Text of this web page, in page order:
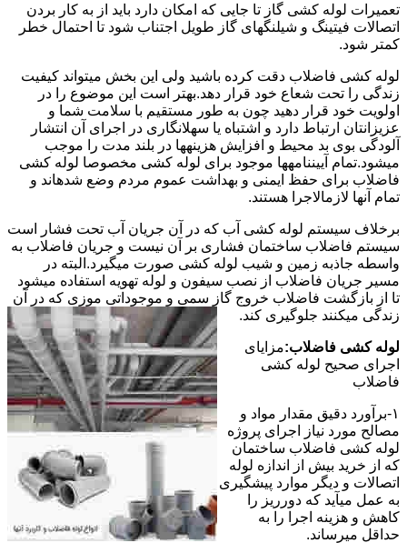
تعمیرات لوله کشی گاز تا جایی که امکان دارد باید از به کار بردن
اتصالات فیتینگ و شیلنگهای گاز طویل اجتناب شود تا احتمال خطر
کمتر شود.
لوله کشی فاضلاب دقت کرده باشید ولی این بخش میتواند کیفیت
زندگی را تحت شعاع خود قرار دهد.بهتر است این موضوع را در
اولویت خود قرار دهید چون به طور مستقیم با سلامت شما و
عزیزانتان ارتباط دارد و اشتباه یا سهلانگاری در اجرای آن انتشار
آلودگی بوی بد محیط و افزایش هزینهها در بلند مدت را موجب
میشود.تمام آییننامهها موجود برای لوله کشی مخصوصا لوله کشی
فاضلاب برای حفظ ایمنی و بهداشت عموم مردم وضع شدهاند و
تمام آنها لازمالاجرا هستند.
برخلاف سیستم لوله کشی آب که در آن جریان آب تحت فشار است
سیستم فاضلاب ساختمان فشاری بر آن نیست و جریان فاضلاب به
واسطه جاذبه زمین و شیب لوله کشی صورت میگیرد.البته در
مسیر جریان فاضلاب از نصب سیفون و لوله تهویه استفاده میشود
تا از بازگشت فاضلاب خروج گاز سمی و موجوداتی موزی که در آن
زندگی میکنند جلوگیری کند.
لوله کشی فاضلاب:مزایای
اجرای صحیح لوله کشی
فاضلاب
۱-برآورد دقیق مقدار مواد و
مصالح مورد نیاز اجرای پروژه
لوله کشی فاضلاب ساختمان
که از خرید بیش از اندازه لوله
اتصالات و دیگر موارد پیشگیری
به عمل میآید که دورریز را
کاهش و هزینه اجرا را به
حداقل میرساند.